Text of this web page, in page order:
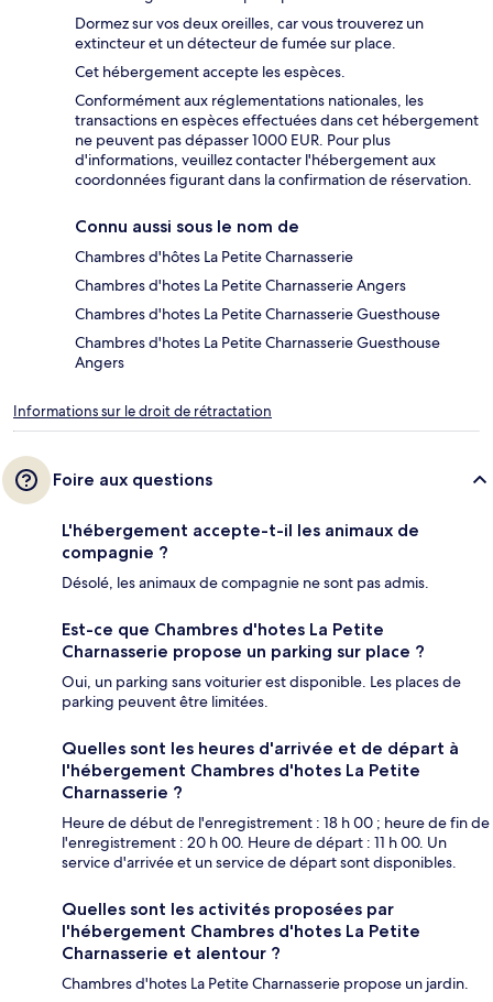
Dormez sur vos deux oreilles, car vous trouverez un
extincteur et un détecteur de fumée sur place.
Cet hébergement accepte les espèces.
Conformément aux réglementations nationales, les
transactions en espèces effectuées dans cet hébergement
ne peuvent pas dépasser 1000 EUR. Pour plus
d'informations, veuillez contacter l'hébergement aux
coordonnées figurant dans la confirmation de réservation.
Connu aussi sous le nom de
Chambres d'hôtes La Petite Charnasserie
Chambres d'hotes La Petite Charnasserie Angers
Chambres d'hotes La Petite Charnasserie Guesthouse
Chambres d'hotes La Petite Charnasserie Guesthouse
Angers
Informations sur le droit de rétractation
Foire aux questions
L'hébergement accepte-t-il les animaux de
compagnie ?
Désolé, les animaux de compagnie ne sont pas admis.
Est-ce que Chambres d'hotes La Petite
Charnasserie propose un parking sur place ?
Oui, un parking sans voiturier est disponible. Les places de
parking peuvent être limitées.
Quelles sont les heures d'arrivée et de départ à
l'hébergement Chambres d'hotes La Petite
Charnasserie ?
Heure de début de l'enregistrement : 18 h 00 ; heure de fin de
l'enregistrement : 20 h 00. Heure de départ : 11 h 00. Un
service d'arrivée et un service de départ sont disponibles.
Quelles sont les activités proposées par
l'hébergement Chambres d'hotes La Petite
Charnasserie et alentour ?
Chambres d'hotes La Petite Charnasserie propose un jardin.